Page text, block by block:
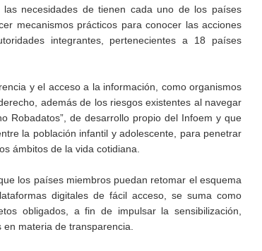
necesidades de tienen cada uno de los países
mecanismos prácticos para conocer las acciones
integrantes, pertenecientes a 18 países
y el acceso a la información, como organismos
además de los riesgos existentes al navegar
Robadatos”, de desarrollo propio del Infoem y que
la población infantil y adolescente, para penetrar
ámbitos de la vida cotidiana.
los países miembros puedan retomar el esquema
digitales de fácil acceso, se suma como
obligados, a fin de impulsar la sensibilización,
materia de transparencia.